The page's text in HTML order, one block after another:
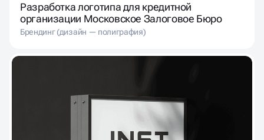
Разработка логотипа для кредитной
организации Московское Залоговое Бюро
Брендинг (дизайн — полиграфия)